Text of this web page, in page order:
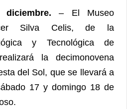
– El Museo
Silva Celis, de la
y Tecnológica de
la decimonovena
del Sol, que se llevará a
17 y domingo 18 de